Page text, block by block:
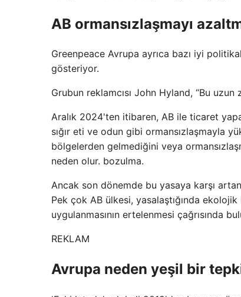
AB ormansızlaşmayı
Greenpeace Avrupa ayrıca bazı iyi
gösteriyor.
Grubun reklamcısı John Hyland, “Bu
Aralık 2024'ten itibaren, AB ile ticaret
sığır eti ve odun gibi ormansızlaşmayla
bölgelerden gelmediğini veya
neden olur. bozulma.
Ancak son dönemde bu yasaya karşı
Pek çok AB ülkesi, yasalaştığında ekolojik
uygulanmasının ertelenmesi çağrısında
REKLAM
Avrupa neden yeşil bir